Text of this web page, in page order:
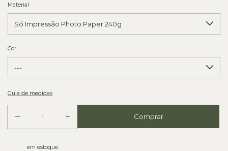
Material
Cor
Guia de medidas
em estoque